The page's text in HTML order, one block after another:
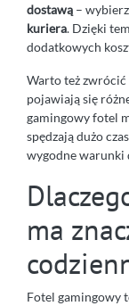
dostawą –
kuriera. Dzięki
dodatkowych
Warto też zwrócić
pojawiają się
gamingowy fotel
spędzają dużo
wygodne warunki
ma
Fotel gamingowy